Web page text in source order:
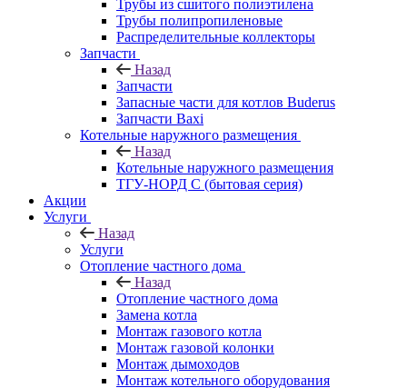
Трубы из сшитого полиэтилена
Трубы полипропиленовые
Распределительные коллекторы
Запчасти
Назад
Запчасти
Запасные части для котлов Buderus
Запчасти Baxi
Котельные наружного размещения
Назад
Котельные наружного размещения
ТГУ-НОРД С (бытовая серия)
Акции
Услуги
Назад
Услуги
Отопление частного дома
Назад
Отопление частного дома
Замена котла
Монтаж газового котла
Монтаж газовой колонки
Монтаж дымоходов
Монтаж котельного оборудования